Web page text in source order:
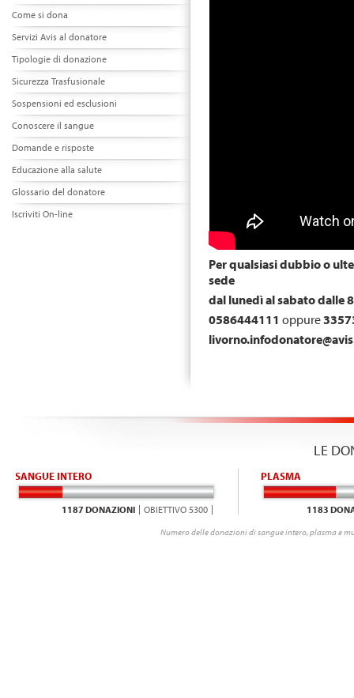
Come si dona
Servizi Avis al donatore
Tipologie di donazione
Sicurezza Trasfusionale
Sospensioni ed esclusioni
Conoscere il sangue
Domande e risposte
Educazione alla salute
Glossario del donatore
Iscriviti On-line
Per qualsiasi dubbio o
sede
dal lunedì al sabato dalle
0586444111oppure
LE
SANGUE INTERO
1187 DONAZIONI OBIETTIVO 5300
PLASMA
1183
Numero delle donazioni di sangue intero, plasma e